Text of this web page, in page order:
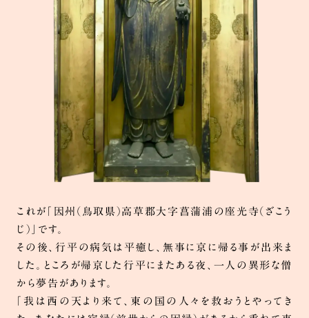
これが「因州（鳥取県）高草郡大字菖蒲浦の座光寺（ざこう
じ）」です。
その後、行平の病気は平癒し、無事に京に帰る事が出来ま
した。ところが帰京した行平にまたある夜、一人の異形な僧
から夢告があります。
「我は西の天より来て、東の国の人々を救おうとやってき